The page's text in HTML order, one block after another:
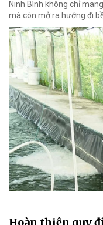
Ninh Bình không chỉ
mà còn mở ra hướng đi